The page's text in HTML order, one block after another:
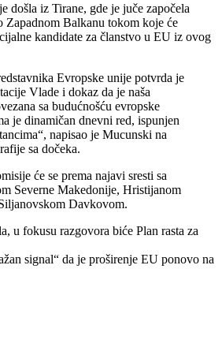
došla iz Tirane, gde je juče započela
Zapadnom Balkanu tokom koje će
kandidate za članstvo u EU iz ovog
Evropske unije potvrda je
Vlade i dokaz da je naša
sa budućnošću evropske
je dinamičan dnevni red, ispunjen
napisao je Mucunski na
sa dočeka.
će se prema najavi sresti sa
Severne Makedonije, Hristijanom
Davkovom.
u fokusu razgovora biće Plan rasta za
signal“ da je proširenje EU ponovo na